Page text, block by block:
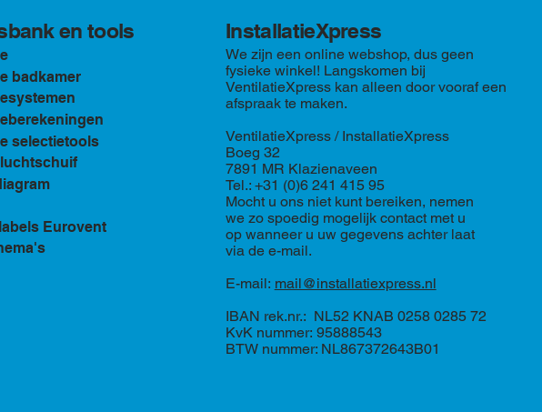
en tools
badkamer
selectietools
Eurovent
We zijn een online webshop, dus geen
fysieke winkel! Langskomen bij
VentilatieXpress kan alleen door vooraf een
afspraak te maken.
VentilatieXpress / InstallatieXpress
Boeg 32
7891 MR Klazienaveen
Tel.: +31 (0)6 241 415 95
Mocht u ons niet kunt bereiken, nemen
we zo spoedig mogelijk contact met u
op wanneer u uw gegevens achter laat
via de e-mail.
E-mail: mail@installatiexpress.nl
IBAN rek.nr.: NL52 KNAB 0258 0285 72
KvK nummer: 95888543
BTW nummer: NL867372643B01
InstallatieXpress